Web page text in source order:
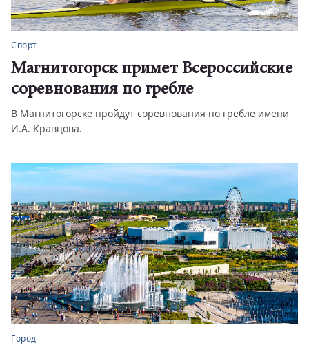
Спорт
Магнитогорск примет Всероссийские
соревнования по гребле
В Магнитогорске пройдут соревнования по гребле имени
И.А. Кравцова.
Город